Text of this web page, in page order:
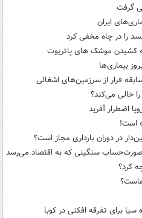
ایران
را در چاه مخفی کرد
ته کشیدن موشک های پاتریوت
بیماری‌ها
فرار از سرزمین‌های اشغالی
خالی می‌کند؟
اضطرار آفرید
است!
در دوران بارداری مجاز است؟
سنگینی که به اقتصاد می‌رسد
کرد؟
سیا برای تفرقه افکنی در کوبا